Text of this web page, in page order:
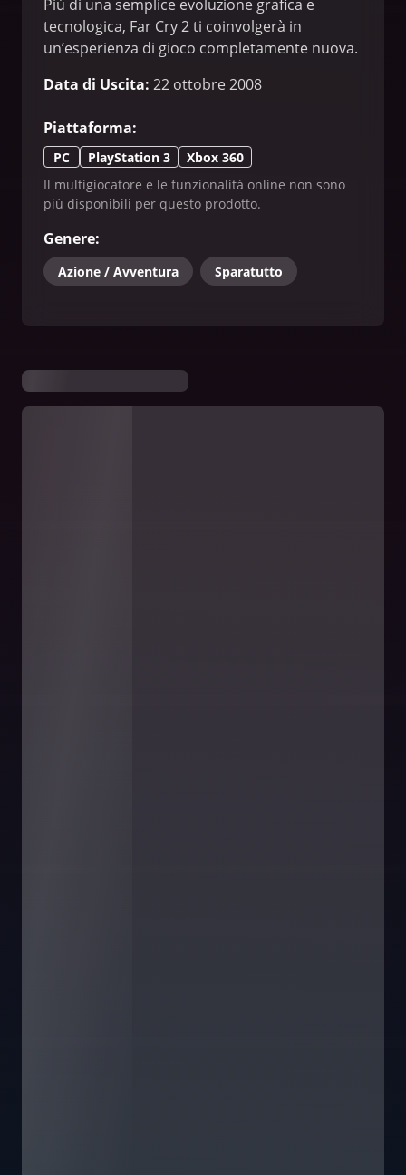
Più di una semplice evoluzione grafica e
tecnologica, Far Cry 2 ti coinvolgerà in
un’esperienza di gioco completamente nuova.
delle più pericolose ambientazioni del mondo,
Data di Uscita: 22 ottobre 2008
Piattaforma:
PC PlayStation 3
Xbox 360
Il multigiocatore e le funzionalità online non sono
più disponibili per questo prodotto.
Genere:
Azione / Avventura Sparatutto